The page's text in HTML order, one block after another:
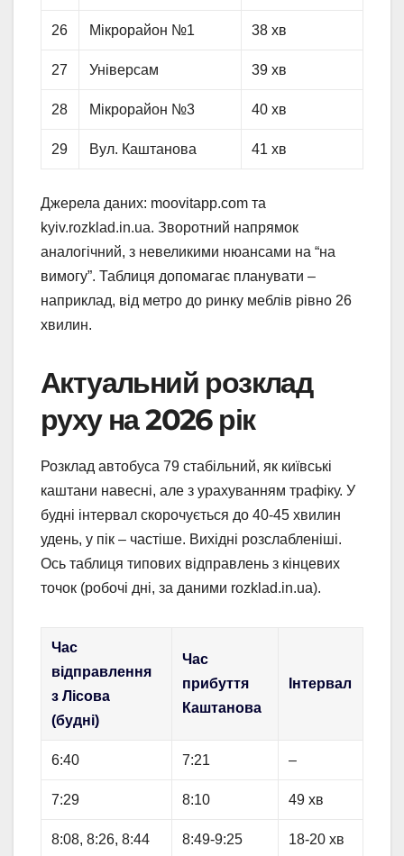
26 Мікрорайон №1 38 хв
27 Універсам 39 хв
28 Мікрорайон №3 40 хв
29 Вул. Каштанова 41 хв
Джерела даних: moovitapp.com та
kyiv.rozklad.in.ua. Зворотний напрямок
аналогічний, з невеликими нюансами на “на
вимогу”. Таблиця допомагає планувати –
наприклад, від метро до ринку меблів рівно 26
хвилин.
Актуальний розклад
руху на 2026 рік
Розклад автобуса 79 стабільний, як київські
каштани навесні, але з урахуванням трафіку. У
будні інтервал скорочується до 40-45 хвилин
удень, у пік – частіше. Вихідні розслабленіші.
Ось таблиця типових відправлень з кінцевих
точок (робочі дні, за даними rozklad.in.ua).
Час
відправлення
з Лісова
(будні)
Час
прибуття
Каштанова
Інтервал
6:40 7:21 –
7:29 8:10 49 хв
8:08, 8:26, 8:44 8:49-9:25 18-20 хв